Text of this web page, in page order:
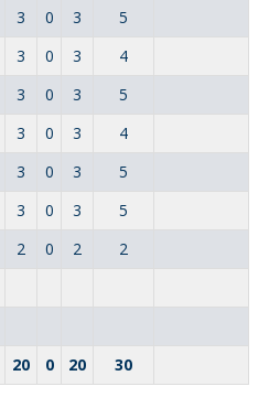
3 0 3
5
3 0 3
4
3 0 3
5
3 0 3
4
3 0 3
5
3 0 3
5
2 0 2 2
20 0 20 30